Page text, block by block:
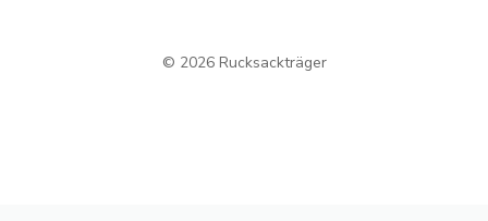
© 2026 Rucksackträger